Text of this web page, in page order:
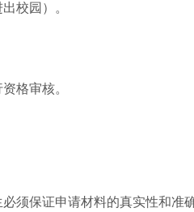
校园 ） 。
格审核。
必须保证申请材料的真实性和准